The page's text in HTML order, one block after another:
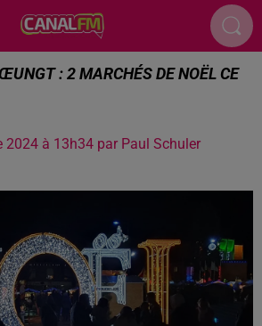
: 2 MARCHÉS DE NOËL CE
2024 à 13h34 par Paul Schuler